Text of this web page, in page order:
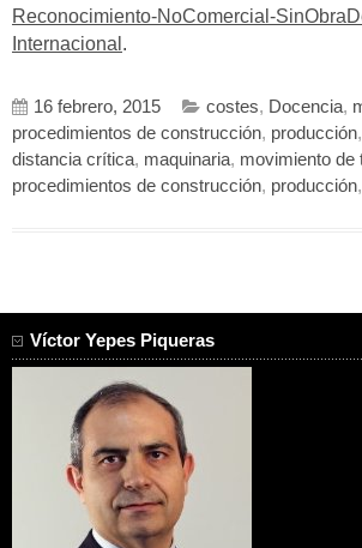
Reconocimiento-NoComercial-
Internacional .
16 febrero, 2015 costes, Docencia,
procedimientos de construcción, producción,
distancia crítica, maquinaria, movimiento de
procedimientos de construcción, producción,
Víctor Yepes Piqueras